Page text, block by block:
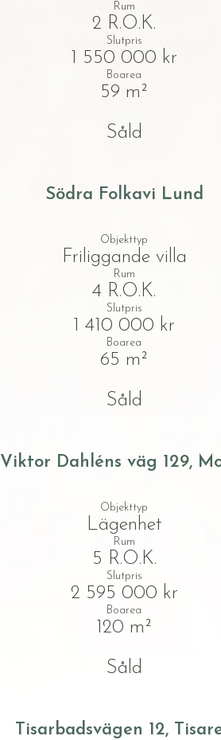
Rum
2 R.O.K.
Slutpris
1 550 000 kr
Boarea
59 m²
Såld
Södra Folkavi Lund
Objekttyp
Friliggande villa
Rum
4 R.O.K.
Slutpris
1 410 000 kr
Boarea
65 m²
Såld
Viktor Dahléns väg 129,
Objekttyp
Lägenhet
Rum
5 R.O.K.
Slutpris
2 595 000 kr
Boarea
120 m²
Såld
Tisarbadsvägen 12,